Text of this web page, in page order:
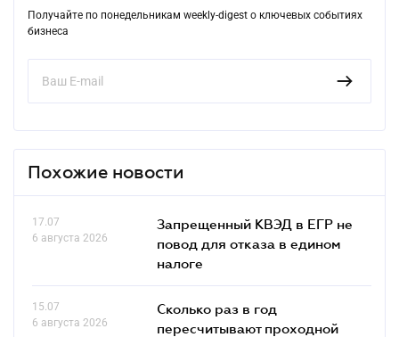
Получайте по понедельникам weekly-digest о ключевых событиях
бизнеса
Похожие новости
17.07
6 августа 2026
Запрещенный КВЭД в ЕГР не
повод для отказа в едином
налоге
15.07
6 августа 2026
Сколько раз в год
пересчитывают проходной